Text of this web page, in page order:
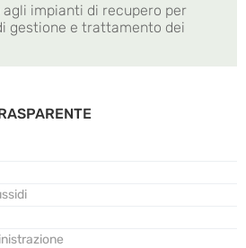
impianti di recupero per
gestione e trattamento dei